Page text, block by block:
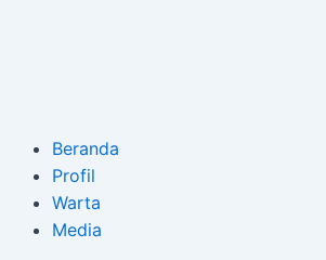
Beranda
Profil
Warta
Media